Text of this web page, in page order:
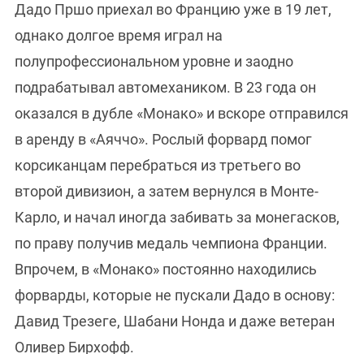
Дадо Пршо приехал во Францию уже в 19 лет,
однако долгое время играл на
полупрофессиональном уровне и заодно
подрабатывал автомехаником. В 23 года он
оказался в дубле «Монако» и вскоре отправился
в аренду в «Аяччо». Рослый форвард помог
корсиканцам перебраться из третьего во
второй дивизион, а затем вернулся в Монте-
Карло, и начал иногда забивать за монегасков,
по праву получив медаль чемпиона Франции.
Впрочем, в «Монако» постоянно находились
форварды, которые не пускали Дадо в основу:
Давид Трезеге, Шабани Нонда и даже ветеран
Оливер Бирхофф.